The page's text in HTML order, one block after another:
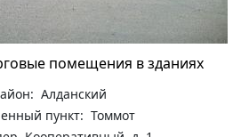
помещения в зданиях
Алданский
пункт: Томмот